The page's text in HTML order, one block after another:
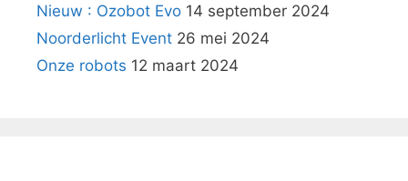
Nieuw : Ozobot Evo 14 september 2024
Noorderlicht Event 26 mei 2024
Onze robots 12 maart 2024